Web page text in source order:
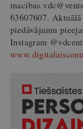
63607607.
piedāvājumu
Instagram